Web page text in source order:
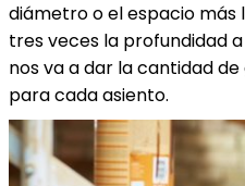
diámetro o el espacio más
tres veces la profundidad
nos va a dar la cantidad
para cada asiento.